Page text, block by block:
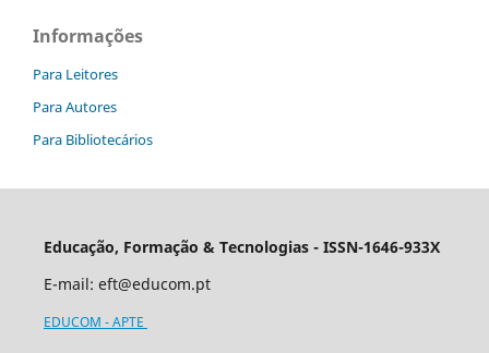
Informações
Para Leitores
Para Autores
Para Bibliotecários
Educação, Formação & Tecnologias - ISSN-1646-933X
E-mail: eft@educom.pt
EDUCOM - APTE